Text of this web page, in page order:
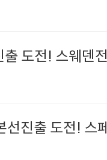
도전! 스웨덴
선진출 도전! 스